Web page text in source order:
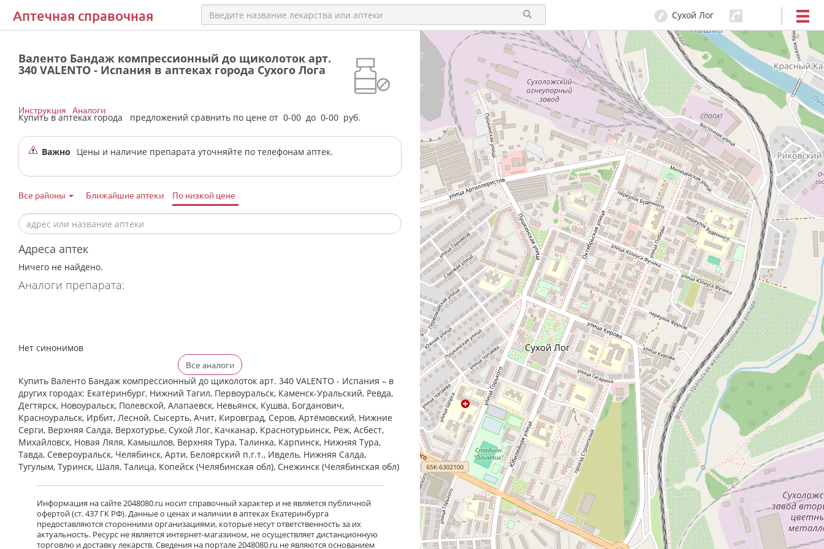
Аптечная справочная Сухой Лог
Валенто Бандаж компрессионный до щиколоток арт.
340 VALENTO - Испания в аптеках города Сухого Лога
Купить в аптеках города предложений сравнить по цене от 0-00 до 0-00 руб.
Инструкция Аналоги
Важно Цены и наличие препарата уточняйте по телефонам аптек.
Все районы Ближайшие аптеки По низкой цене
Адреса аптек
Ничего не найдено.
Аналоги препарата:
Нет синонимов
Все аналоги
Купить Валенто Бандаж компрессионный до щиколоток арт. 340 VALENTO - Испания – в
других городах: Екатеринбург, Нижний Тагил, Первоуральск, Каменск-Уральский, Ревда,
Дегтярск, Новоуральск, Полевской, Алапаевск, Невьянск, Кушва, Богданович,
Красноуральск, Ирбит, Лесной, Сысерть, Ачит, Кировград, Серов, Артёмовский, Нижние
Cерги, Верхняя Салда, Верхотурье, Сухой Лог, Качканар, Краснотурьинск, Реж, Асбест,
Михайловск, Новая Ляля, Камышлов, Верхняя Тура, Талинка, Карпинск, Нижняя Тура,
Тавда, Североуральск, Челябинск, Арти, Белоярский п.г.т., Ивдель, Нижняя Салда,
Тугулым, Туринск, Шаля, Талица, Копейск (Челябинская обл), Снежинск (Челябинская обл)
Информация на сайте 2048080.ru носит справочный характер и не является публичной
офертой (ст. 437 ГК РФ). Данные о ценах и наличии в аптеках Екатеринбурга
предоставляются сторонними организациями, которые несут ответственность за их
актуальность. Ресурс не является интернет-магазином, не осуществляет дистанционную
торговлю и доставку лекарств. Сведения на портале 2048080.ru не являются основанием